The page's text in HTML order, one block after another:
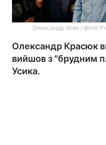
Олександр Усик / фото
Олександр Красюк
вийшов з "брудним
Усика.